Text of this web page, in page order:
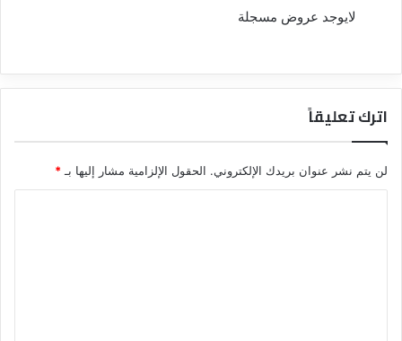
لايوجد عروض مسجلة
اترك تعليقاً
لن يتم نشر عنوان بريدك الإلكتروني. الحقول الإلزامية مشار إليها بـ *